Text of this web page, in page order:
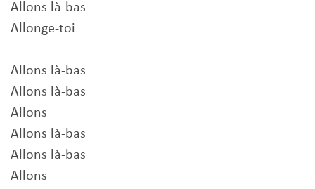
Allons là-bas
Allonge-toi
Allons là-bas
Allons là-bas
Allons
Allons là-bas
Allons là-bas
Allons